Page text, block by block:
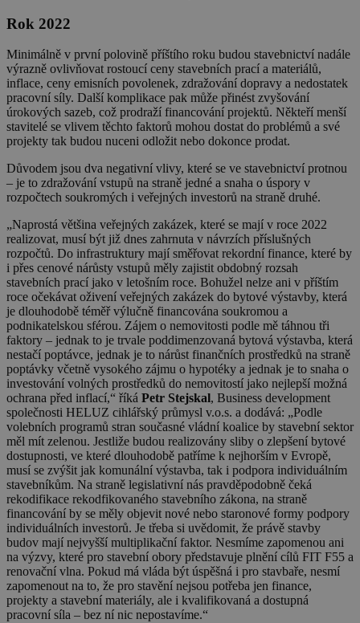
Rok 2022
Minimálně v první polovině příštího roku budou stavebnictví nadále
výrazně ovlivňovat rostoucí ceny stavebních prací a materiálů,
inflace, ceny emisních povolenek, zdražování dopravy a nedostatek
pracovní síly. Další komplikace pak může přinést zvyšování
úrokových sazeb, což prodraží financování projektů. Někteří menší
stavitelé se vlivem těchto faktorů mohou dostat do problémů a své
projekty tak budou nuceni odložit nebo dokonce prodat.
Důvodem jsou dva negativní vlivy, které se ve stavebnictví protnou
– je to zdražování vstupů na straně jedné a snaha o úspory v
rozpočtech soukromých i veřejných investorů na straně druhé.
„Naprostá většina veřejných zakázek, které se mají v roce 2022
realizovat, musí být již dnes zahrnuta v návrzích příslušných
rozpočtů. Do infrastruktury mají směřovat rekordní finance, které by
i přes cenové nárůsty vstupů měly zajistit obdobný rozsah
stavebních prací jako v letošním roce. Bohužel nelze ani v příštím
roce očekávat oživení veřejných zakázek do bytové výstavby, která
je dlouhodobě téměř výlučně financována soukromou a
podnikatelskou sférou. Zájem o nemovitosti podle mě táhnou tři
faktory – jednak to je trvale poddimenzovaná bytová výstavba, která
nestačí poptávce, jednak je to nárůst finančních prostředků na straně
poptávky včetně vysokého zájmu o hypotéky a jednak je to snaha o
investování volných prostředků do nemovitostí jako nejlepší možná
ochrana před inflací,“ říká Petr Stejskal, Business development
společnosti HELUZ cihlářský průmysl v.o.s. a dodává: „Podle
volebních programů stran současné vládní koalice by stavební sektor
měl mít zelenou. Jestliže budou realizovány sliby o zlepšení bytové
dostupnosti, ve které dlouhodobě patříme k nejhorším v Evropě,
musí se zvýšit jak komunální výstavba, tak i podpora individuálním
stavebníkům. Na straně legislativní nás pravděpodobně čeká
rekodifikace rekodfikovaného stavebního zákona, na straně
financování by se měly objevit nové nebo staronové formy podpory
individuálních investorů. Je třeba si uvědomit, že právě stavby
budov mají nejvyšší multiplikační faktor. Nesmíme zapomenou ani
na výzvy, které pro stavební obory představuje plnění cílů FIT F55 a
renovační vlna. Pokud má vláda být úspěšná i pro stavbaře, nesmí
zapomenout na to, že pro stavění nejsou potřeba jen finance,
projekty a stavební materiály, ale i kvalifikovaná a dostupná
pracovní síla – bez ní nic nepostavíme.“